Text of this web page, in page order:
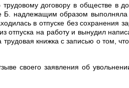
договору в обществе в
Б. надлежащим образом
в отпуске без
отпуска на работу и вынудил
книжка с записью о том,
своего заявления об